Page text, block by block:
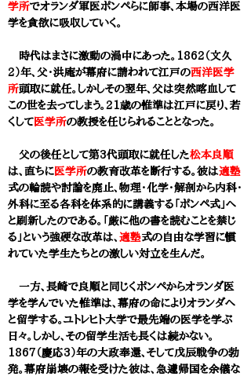
学所でオランダ軍医ポンペらに師事、本場の西洋医
学を貪欲に吸収していく。
時代はまさに激動の渦中にあった。1862（文久
2）年、父・洪庵が幕府に請われて江戸の西洋医学
所頭取に就任。しかしその翌年、父は突然喀血して
この世を去ってしまう。21歳の惟準は江戸に戻り、若
くして 医学所の教授を任じられることとなった。
父の後任として第3代頭取に就任した松本良順
は、直ちに 医学所の教育改革を断行する。彼は適塾
式の輪読や討論を廃止、物理・化学・解剖から内科・
外科に至る各科を体系的に講義する「ポンペ式」へ
と刷新したのである。「厳に他の書を読むことを禁じ
る」という強硬な改革は、 適塾式の自由な学習に慣
れていた学生たちとの激しい対立を生んだ。
一方、長崎で良順と同じくポンペからオランダ医
学を学んでいた惟準は、幕府の命によりオランダへ
と留学する。ユトレヒト大学で最先端の医学を学ぶ
日々。しかし、その留学生活も長くは続かない。
1867（慶応3）年の大政奉還、そして戊辰戦争の勃
発。幕府崩壊の報を受けた彼は、急遽帰国を余儀な